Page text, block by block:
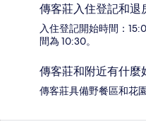
傳客莊入住登記和退
入住登記開始時間：
間為 10:30。
傳客莊和附近有什麼
傳客莊具備野餐區和花園